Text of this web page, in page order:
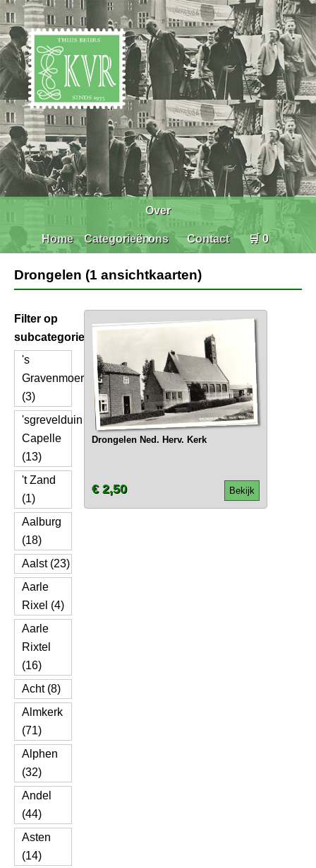
Home Categorieën
Over
ons Contact 🛒 0
Drongelen (1 ansichtkaarten)
Filter op
subcategorie
's
Gravenmoer
(3)
'sgrevelduin
Capelle
(13)
't Zand
(1)
Aalburg
(18)
Aalst (23)
Aarle
Rixel (4)
Aarle
Rixtel
(16)
Acht (8)
Almkerk
(71)
Alphen
(32)
Andel
(44)
Asten
(14)
Drongelen Ned. Herv. Kerk
Bekijk
€ 2,50